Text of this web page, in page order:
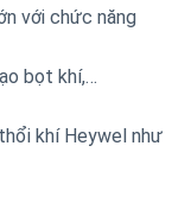
với chức năng
bọt khí,…
khí Heywel như